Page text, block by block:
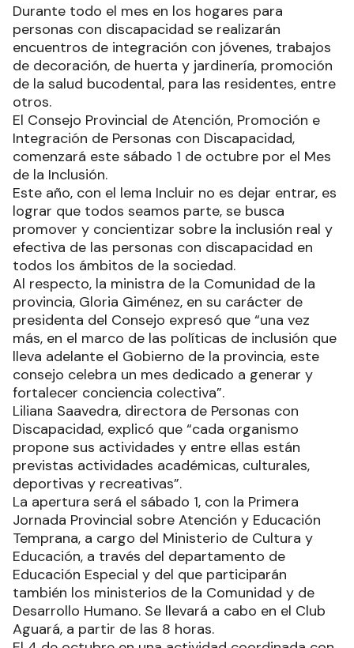
Durante todo el mes en los hogares para
personas con discapacidad se realizarán
encuentros de integración con jóvenes, trabajos
de decoración, de huerta y jardinería, promoción
de la salud bucodental, para las residentes, entre
otros.
El Consejo Provincial de Atención, Promoción e
Integración de Personas con Discapacidad,
comenzará este sábado 1 de octubre por el Mes
de la Inclusión.
Este año, con el lema Incluir no es dejar entrar, es
lograr que todos seamos parte, se busca
promover y concientizar sobre la inclusión real y
efectiva de las personas con discapacidad en
todos los ámbitos de la sociedad.
Al respecto, la ministra de la Comunidad de la
provincia, Gloria Giménez, en su carácter de
presidenta del Consejo expresó que “una vez
más, en el marco de las políticas de inclusión que
lleva adelante el Gobierno de la provincia, este
consejo celebra un mes dedicado a generar y
fortalecer conciencia colectiva”.
Liliana Saavedra, directora de Personas con
Discapacidad, explicó que “cada organismo
propone sus actividades y entre ellas están
previstas actividades académicas, culturales,
deportivas y recreativas”.
La apertura será el sábado 1, con la Primera
Jornada Provincial sobre Atención y Educación
Temprana, a cargo del Ministerio de Cultura y
Educación, a través del departamento de
Educación Especial y del que participarán
también los ministerios de la Comunidad y de
Desarrollo Humano. Se llevará a cabo en el Club
Aguará, a partir de las 8 horas.